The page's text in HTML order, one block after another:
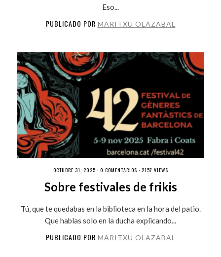
Eso...
PUBLICADO POR MARITXU OLAZABAL
OCTUBRE 31, 2025 · 0 COMENTARIOS · 2157 VIEWS
Sobre festivales de frikis
Tú, que te quedabas en la biblioteca en la hora del patio.
Que hablas solo en la ducha explicando...
PUBLICADO POR MARITXU OLAZABAL